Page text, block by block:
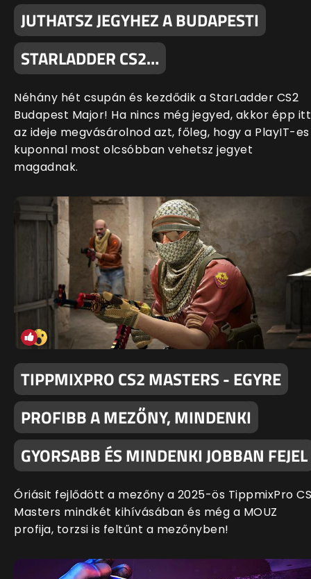
JUTHATSZ JEGYHEZ A BUDAPESTI
STARLADDER CS2…
Néhány hét csupán és kezdődik a StarLadder CS2
Budapest Major! Ha nincs még jegyed, akkor épp itt
az ideje megvásárolnod azt, főleg, hogy a PlayIT-es
kuponnal most olcsóbban vehetsz jegyet
magadnak.
TIPPMIXPRO CS2 MASTERS - EGYRE
PROFIBB A MEZŐNY, MINDENKI
GYORSABB ÉS MINDENKI JOBBAN FEJEL
Óriásit fejlődött a mezőny a 2025-ös TippmixPro
Masters mindkét kihívásában és még a MOUZ
profija, torzsi is feltűnt a mezőnyben!